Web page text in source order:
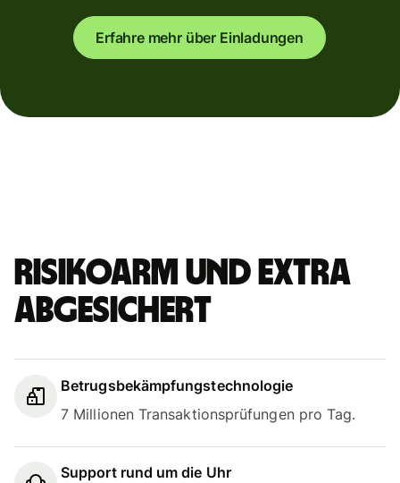
Erfahre mehr über Einladungen
Risikoarm und extra
abgesichert
Betrugsbekämpfungstechnologie
7 Millionen Transaktionsprüfungen pro Tag.
Support rund um die Uhr